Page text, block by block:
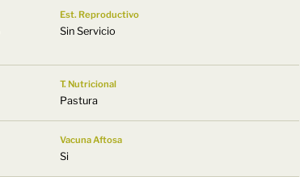
Est. Reproductivo
Sin Servicio
T. Nutricional
Pastura
Vacuna Aftosa
Si